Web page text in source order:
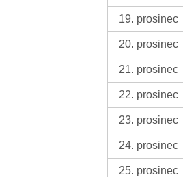
19. prosinec
20. prosinec
21. prosinec
22. prosinec
23. prosinec
24. prosinec
25. prosinec